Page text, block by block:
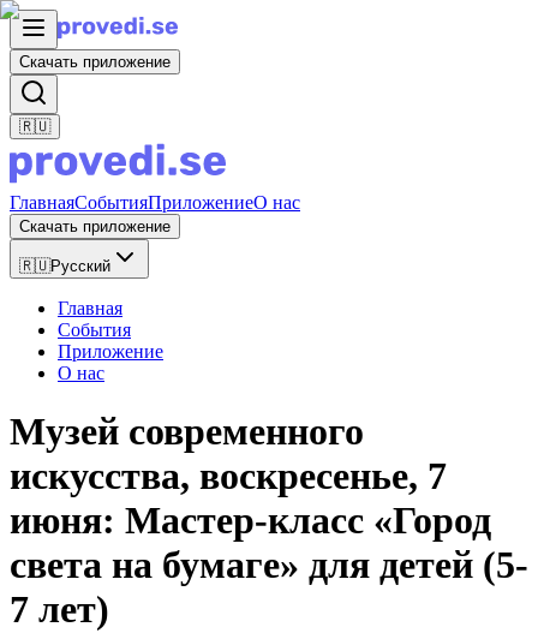
Скачать приложение
🇷🇺
ГлавнаяСобытияПриложениеО нас
Скачать приложение
🇷🇺Русский
Главная
События
Приложение
О нас
Музей современного
искусства, воскресенье, 7
июня: Мастер-класс «Город
света на бумаге» для детей (5-
7 лет)